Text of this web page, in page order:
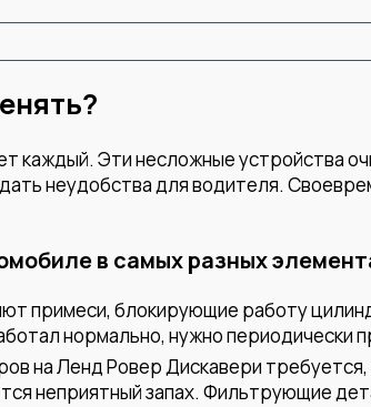
каждый. Эти несложные устройства
неудобства для водителя.
в самых разных
примеси, блокирующие работу
нормально, нужно периодически
на Ленд Ровер Дискавери
неприятный запах. Фильтрующие